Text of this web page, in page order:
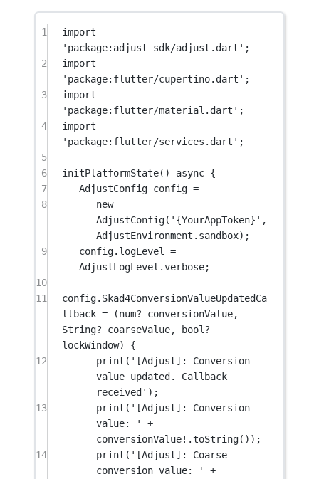
1
import
'package:adjust_sdk/adjust.dart' ;
2
import
'package:flutter/cupertino.dart' ;
3
import
'package:flutter/material.dart' ;
4
import
'package:flutter/services.dart' ;
5
6
initPlatformState() async {
7
AdjustConfig config =
8
new
AdjustConfig( '{YourAppToken}'
AdjustEnvironment .sandbox);
9
config.logLevel =
AdjustLogLevel .verbose;
10
11
config. Skad4ConversionValueUpdatedCa
llback = (num?
String? coarseValue, bool ?
lockWindow) {
12
print ( '[Adjust]: Conversion
value updated. Callback
received' );
13
print ( '[Adjust]: Conversion
value: '
+
conversionValue! .toString());
14
print ( '[Adjust]: Coarse
conversion value: '
+